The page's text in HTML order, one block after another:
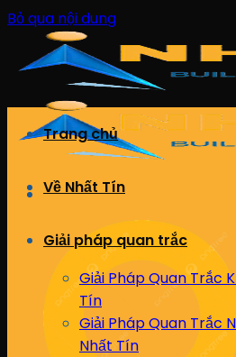
Bỏ qua nội dung
Trang chủ
Về Nhất Tín
Giải pháp quan trắc
Giải Pháp Quan Trắc
Tín
Giải Pháp Quan Trắc
Nhất Tín